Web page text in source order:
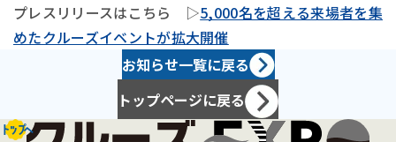
プレスリリースはこちら ▷5,000名を超える来場者を集
めたクルーズイベントが拡大開催
お知らせ一覧に戻る
トップページに戻る
トップへ